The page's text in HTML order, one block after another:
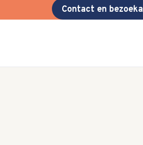
Contact en